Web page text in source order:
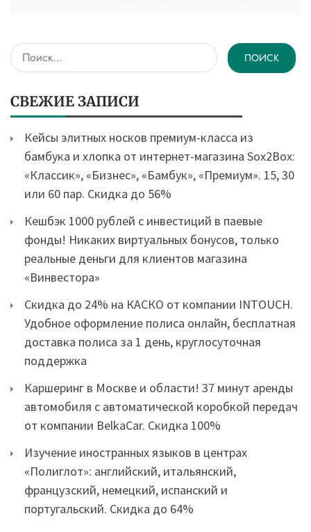
Найти:
СВЕЖИЕ ЗАПИСИ
Кейсы элитных носков премиум-класса из
бамбука и хлопка от интернет-магазина Sox2Box:
«Классик», «Бизнес», «Бамбук», «Премиум». 15, 30
или 60 пар. Скидка до 56%
Кешбэк 1000 рублей с инвестиций в паевые
фонды! Никаких виртуальных бонусов, только
реальные деньги для клиентов магазина
«Винвестора»
Скидка до 24% на КАСКО от компании INTOUCH.
Удобное оформление полиса онлайн, бесплатная
доставка полиса за 1 день, круглосуточная
поддержка
Каршеринг в Москве и области! 37 минут аренды
автомобиля с автоматической коробкой передач
от компании BelkaCar. Скидка 100%
Изучение иностранных языков в центрах
«Полиглот»: английский, итальянский,
французский, немецкий, испанский и
португальский. Скидка до 64%